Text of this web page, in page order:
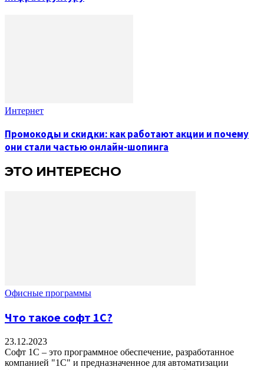
Интернет
Промокоды и скидки: как работают акции и почему
они стали частью онлайн-шопинга
ЭТО ИНТЕРЕСНО
Офисные программы
Что такое софт 1С?
23.12.2023
Софт 1С – это программное обеспечение, разработанное
компанией "1С" и предназначенное для автоматизации